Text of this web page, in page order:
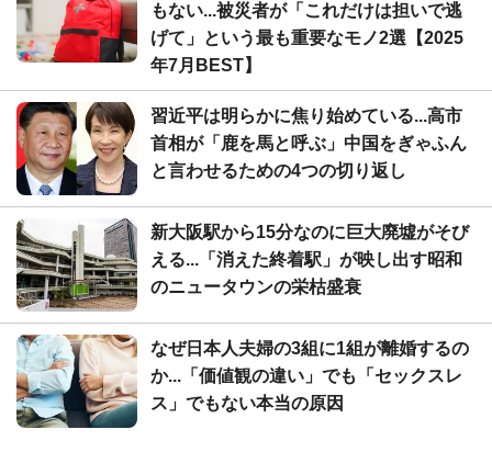
もない...被災者が「これだけは担いで逃
げて」という最も重要なモノ2選【2025
年7月BEST】
習近平は明らかに焦り始めている...高市
首相が「鹿を馬と呼ぶ」中国をぎゃふん
と言わせるための4つの切り返し
新大阪駅から15分なのに巨大廃墟がそび
える...「消えた終着駅」が映し出す昭和
のニュータウンの栄枯盛衰
なぜ日本人夫婦の3組に1組が離婚するの
か...「価値観の違い」でも「セックスレ
ス」でもない本当の原因